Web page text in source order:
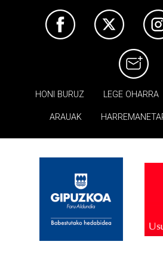
HONI BURUZ LEGE OHARRA
ARAUAK